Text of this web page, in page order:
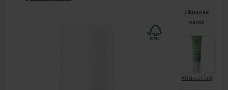
Liknande
varor
Ansiktsvård